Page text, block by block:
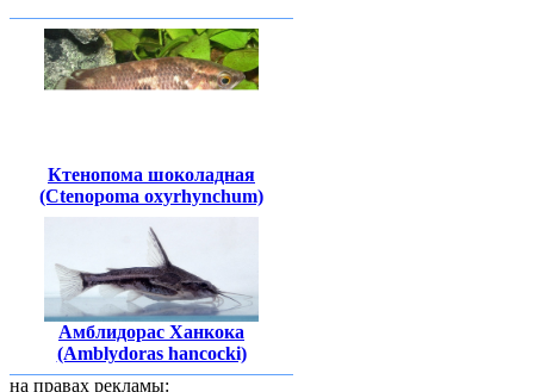
Ктенопома шоколадная
(Ctenopoma oxyrhynchum)
Амблидорас Ханкока
(Amblydoras hancocki)
на правах рекламы: